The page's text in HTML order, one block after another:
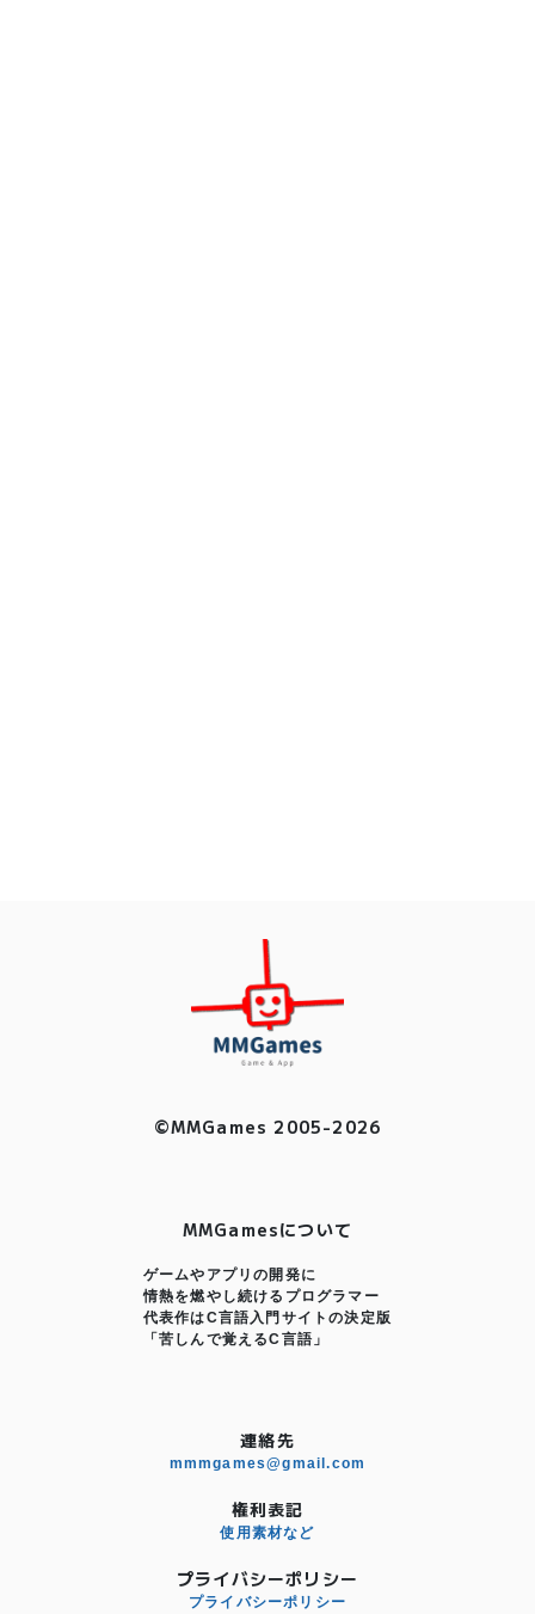
©MMGames 2005-2026
MMGamesについて
ゲームやアプリの開発に
情熱を燃やし続けるプログラマー
代表作はC言語入門サイトの決定版
「苦しんで覚えるC言語」
連絡先
mmmgames@gmail.com
権利表記
使用素材など
プライバシーポリシー
プライバシーポリシー